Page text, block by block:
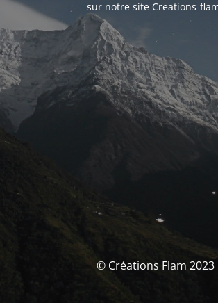
sur notre site Creations-
© Créations Flam 2023